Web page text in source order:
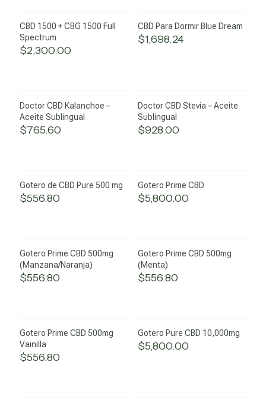
CBD 1500 + CBG 1500 Full
Spectrum
$2,300.00
CBD Para Dormir Blue Dream
$1,698.24
Doctor CBD Kalanchoe –
Aceite Sublingual
$765.60
Doctor CBD Stevia – Aceite
Sublingual
$928.00
Gotero de CBD Pure 500 mg
$556.80
Gotero Prime CBD
$5,800.00
Gotero Prime CBD 500mg
(Manzana/Naranja)
$556.80
Gotero Prime CBD 500mg
(Menta)
$556.80
Gotero Prime CBD 500mg
Vainilla
$556.80
Gotero Pure CBD 10,000mg
$5,800.00